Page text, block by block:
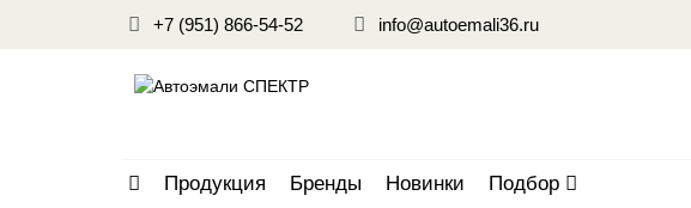
+7 (951) 866-54-52 info@autoemali36.ru
Продукция Бренды Новинки Подбор